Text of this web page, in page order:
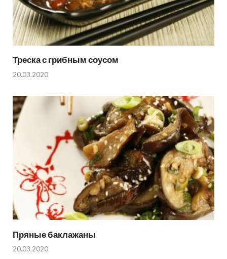
Треска с грибным соусом
20.03.2020
Пряные баклажаны
20.03.2020